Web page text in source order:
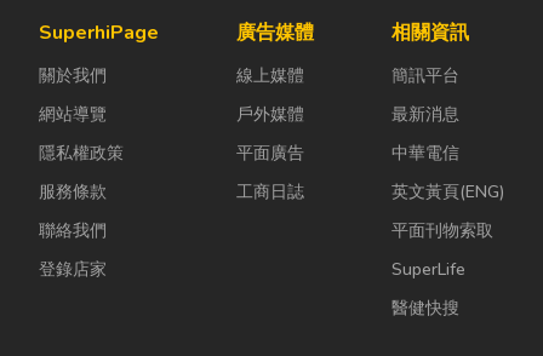
SuperhiPage
關於我們
網站導覽
隱私權政策
服務條款
聯絡我們
登錄店家
廣告媒體
線上媒體
戶外媒體
平面廣告
工商日誌
相關資訊
簡訊平台
最新消息
中華電信
英文黃頁(ENG)
平面刊物索取
SuperLife
醫健快搜